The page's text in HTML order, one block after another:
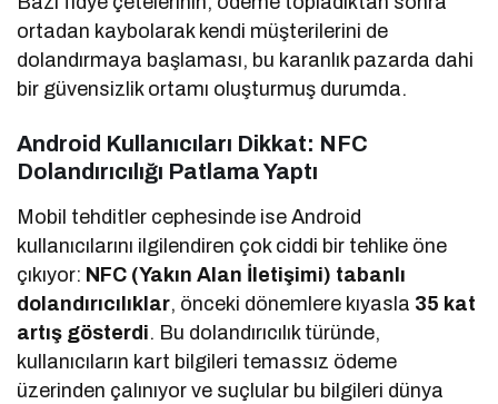
ortadan kaybolarak kendi müşterilerini de
dolandırmaya başlaması, bu karanlık pazarda dahi
bir güvensizlik ortamı oluşturmuş durumda.
Android Kullanıcıları Dikkat: NFC
Dolandırıcılığı Patlama Yaptı
Mobil tehditler cephesinde ise Android
kullanıcılarını ilgilendiren çok ciddi bir tehlike öne
çıkıyor: NFC (Yakın Alan İletişimi) tabanlı
dolandırıcılıklar, önceki dönemlere kıyasla 35 kat
artış gösterdi. Bu dolandırıcılık türünde,
kullanıcıların kart bilgileri temassız ödeme
üzerinden çalınıyor ve suçlular bu bilgileri dünya